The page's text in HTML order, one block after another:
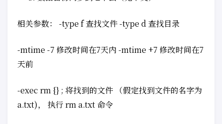
相关参数： -type f 查找文件 -type d 查找目录
-mtime -7 修改时间在7天内 -mtime +7 修改时间在7
天前
-exec rm {} ; 将找到的文件 （假定找到文件的名字为
a.txt)， 执行 rm a.txt 命令